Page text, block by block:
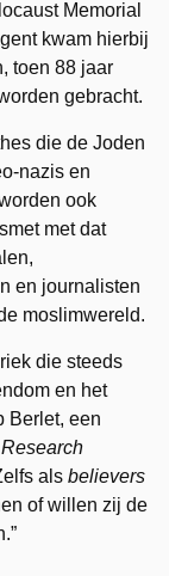
Memorial
kwam hierbij
toen 88 jaar
gebracht.
die de Joden
nazis en
ook
met dat
en journalisten
moslimwereld.
die steeds
en het
Berlet, een
alsbelievers
of willen zij de